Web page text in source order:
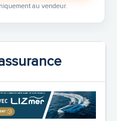
au vendeur.